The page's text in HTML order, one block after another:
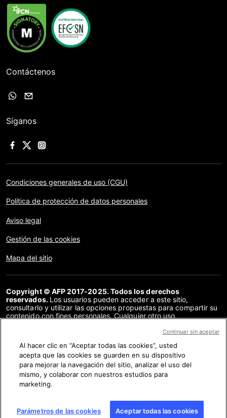
Contáctenos
Síganos
Condiciones generales de uso (CGU)
Política de protección de datos personales
Aviso legal
Gestión de las cookies
Mapa del sitio
Copyright © AFP 2017-2025. Todos los derechos
reservados. Los usuarios pueden acceder a este sitio,
consultarlo y utilizar las opciones propuestas para compartir su
contenido con fines personales. Cualquier otro uso,
distribución del contenido de este sitio, en su totalidad o en
acuerdo específico firmado con la AFP, está estrictamente
prohibido. Los elementos analizados en cada verificación se
presentan o se enlazan en tanto en cuanto son necesarios para
la correcta comprensión de la verificación en cuestión. La AFP
no cuenta con derechos sobre los autores ni sobre los
propietarios del copyright de estos contenidos de terceras
Al hacer clic en “Aceptar todas las cookies”, usted
acepta que las cookies se guarden en su dispositivo
para mejorar la navegación del sitio, analizar el uso del
mismo, y colaborar con nuestros estudios para
marketing.
Parámetros de las cookies Aceptar todas las cookies
Continuar sin aceptar